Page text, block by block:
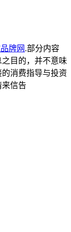
牌网 .部分内容
目的，并不意味
消费指导与投资
信告